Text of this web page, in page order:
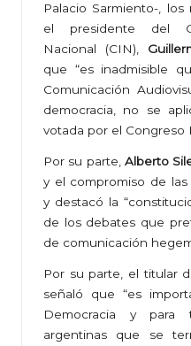
Palacio Sarmiento-,
el presidente del
Nacional (CIN),
que “es inadmisible
Comunicación
democracia, no se
votada por el Congreso
Por su parte, Alberto
y el compromiso de las
y destacó la
de los debates que
de comunicación
Por su parte, el titular
señaló que “es
Democracia y para
argentinas que se